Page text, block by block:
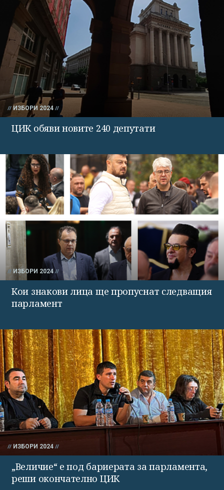
ИЗБОРИ 2024
ЦИК обяви новите 240 депутати
ИЗБОРИ 2024
Кои знакови лица ще пропуснат следващия
парламент
ИЗБОРИ 2024
„Величие“ е под бариерата за парламента,
реши окончателно ЦИК